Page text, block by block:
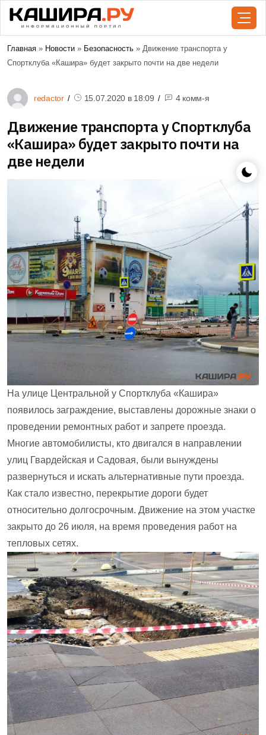
Главная » Новости » Безопасность » Движение транспорта у
Спортклуба «Кашира» будет закрыто почти на две недели
redactor 15.07.2020 в 18:09 4 комм-я
Движение транспорта у Спортклуба
«Кашира» будет закрыто почти на
две недели
На улице Центральной у Спортклуба «Кашира»
появилось заграждение, выставлены дорожные знаки о
проведении ремонтных работ и запрете проезда.
Многие автомобилисты, кто двигался в направлении
улиц Гвардейская и Садовая, были вынуждены
развернуться и искать альтернативные пути проезда.
Как стало известно, перекрытие дороги будет
относительно долгосрочным. Движение на этом участке
закрыто до 26 июля, на время проведения работ на
тепловых сетях.